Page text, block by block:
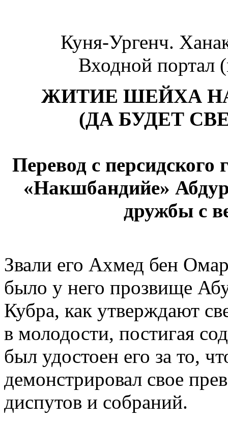
Куня-Ургенч.
Входной портал
ЖИТИЕ ШЕЙХА
(ДА БУДЕТ
Перевод с
«Накшбандийе»
дружбы с
Звали его Ахмед бен
было у него прозвище
Кубра, как утверждают
в молодости, постигая
был удостоен его за то,
демонстрировал свое
диспутов и собраний.